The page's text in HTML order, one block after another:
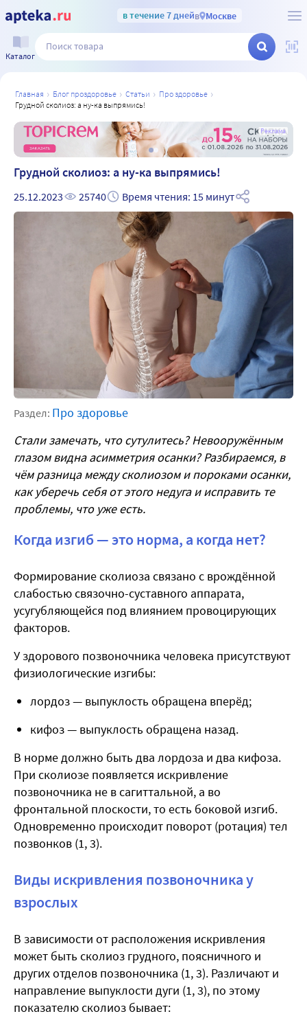
в течение 7 днейв Москве
Каталог
главная блог проздоровье статьи
про здоровье
грудной сколиоз: а ну-ка выпрямись!
Реклама
Грудной сколиоз: а ну-ка выпрямись!
25.12.2023 25740 Время чтения: 15 минут
Раздел: Про здоровье
Стали замечать, что сутулитесь? Невооружённым
глазом видна асимметрия осанки? Разбираемся, в
чём разница между сколиозом и пороками осанки,
как уберечь себя от этого недуга и исправить те
проблемы, что уже есть.
Когда изгиб — это норма, а когда нет?
Формирование сколиоза связано с врождённой
слабостью связочно-суставного аппарата,
усугубляющейся под влиянием провоцирующих
факторов.
У здорового позвоночника человека присутствуют
физиологические изгибы:
лордоз — выпуклость обращена вперёд;
кифоз — выпуклость обращена назад.
В норме должно быть два лордоза и два кифоза.
При сколиозе появляется искривление
позвоночника не в сагиттальной, а во
фронтальной плоскости, то есть боковой изгиб.
Одновременно происходит поворот (ротация) тел
позвонков (1, 3).
Виды искривления позвоночникау
взрослых
В зависимости от расположения искривления
может быть сколиоз грудного, поясничного и
другихотделов позвоночника (1, 3). Различают и
направление выпуклости дуги (1, 3), по этому
показателю сколиоз бывает: